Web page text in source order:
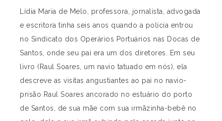
Lídia Maria de Melo, professora, jornalista, advogada
e escritora tinha seis anos quando a polícia entrou
no Sindicato dos Operários Portuários nas Docas de
Santos, onde seu pai era um dos diretores. Em seu
livro (Raul Soares, um navio tatuado em nós), ela
descreve as visitas angustiantes ao pai no navio-
prisão Raul Soares ancorado no estuário do porto
de Santos, de sua mãe com sua irmãzinha-bebê no